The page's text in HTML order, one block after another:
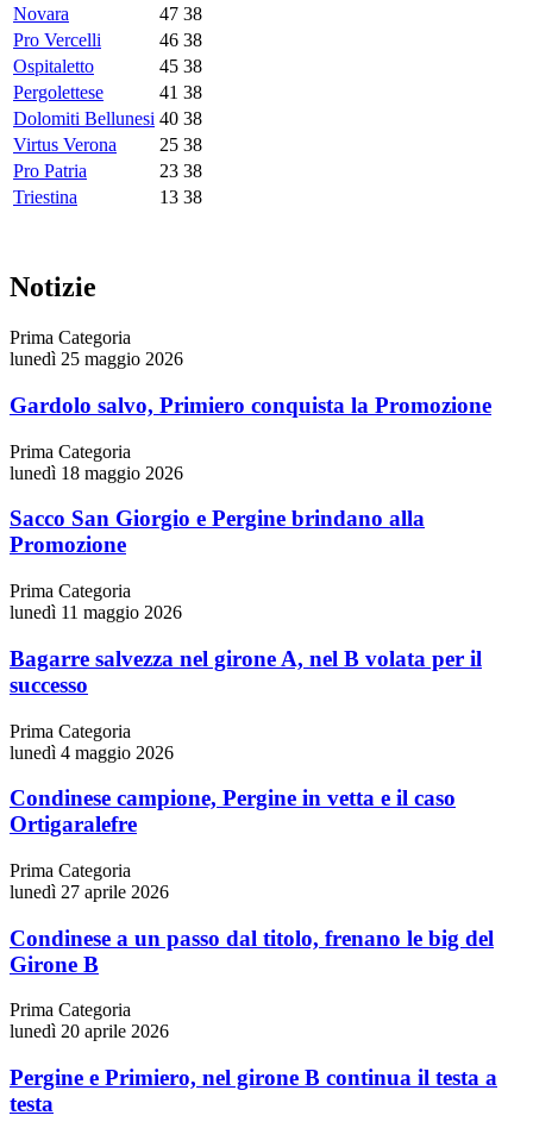
Novara
47 38
Pro Vercelli
46 38
Ospitaletto
45 38
Pergolettese
41 38
Dolomiti Bellunesi 40 38
Virtus Verona
25 38
Pro Patria
23 38
Triestina
13 38
Notizie
Prima Categoria
lunedì 25 maggio 2026
Gardolo salvo, Primiero conquista la Promozione
Prima Categoria
lunedì 18 maggio 2026
Sacco San Giorgio e Pergine brindano alla
Promozione
Prima Categoria
lunedì 11 maggio 2026
Bagarre salvezza nel girone A, nel B volata per il
successo
Prima Categoria
lunedì 4 maggio 2026
Condinese campione, Pergine in vetta e il caso
Ortigaralefre
Prima Categoria
lunedì 27 aprile 2026
Condinese a un passo dal titolo, frenano le big del
Girone B
Prima Categoria
lunedì 20 aprile 2026
Pergine e Primiero, nel girone B continua il testa a
testa